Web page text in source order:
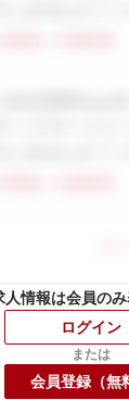
人情報は会員の
ログイン
または
会員登録（無